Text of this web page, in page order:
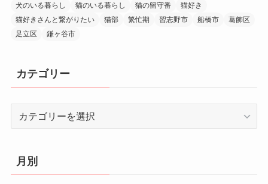
犬のいる暮らし
猫のいる暮らし 猫の留守番
猫好き
猫好きさんと繋がりたい
猫部 繁忙期 習志野市 船橋市
葛飾区
足立区
鎌ヶ谷市
カテゴリー
リ
ー
月別